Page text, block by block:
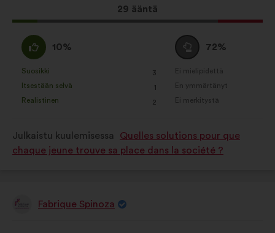
Tämä
ehdotus
29 ääntä
samaa
mieltä
:
10%
seuraavasti:
Suosikki
: 3
kertaa
Itsestään selvä
: 1
kertaa
Realistinen
: 2
kertaa
Äänestä
tyhjää
:
72%
seuraavasti:
Ei mielipidettä
:kertaa
En ymmärtänyt
:kertaa
Ei merkitystä
:kertaa
Julkaistu kuulemisessa
Quelles solutions pour que
chaque jeune trouve sa place dans la société ?
EhdotusFabrique Spinoza